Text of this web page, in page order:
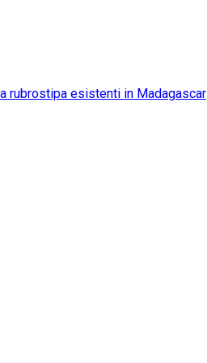
rubrostipa esistenti in Madagascar